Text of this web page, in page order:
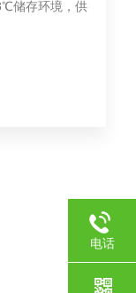
储存环境，供
电话